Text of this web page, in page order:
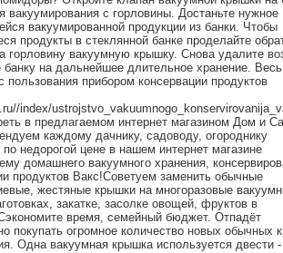
вакуумирования с горловины. Достаньте нужное
вакуумированной продукции из банки. Чтобы
продукты в стеклянной банке проделайте
горловину вакуумную крышку. Снова удалите
банку на дальнейшее длительное хранение. Весь
пользования прибором консервации продуктов
index/
в предлагаемом интернет магазином Дом и
каждому дачнику, садоводу, огороднику
по недорогой цене в нашем интернет магазине
домашнего вакуумного хранения,
продуктов Вакс!Советуем заменить обычные
жестяные крышки на многоразовые
закатке, засолке овощей, фруктов в
время, семейный бюджет. Отпадёт
покупать огромное количество новых обычных
Одна вакуумная крышка используется двести -